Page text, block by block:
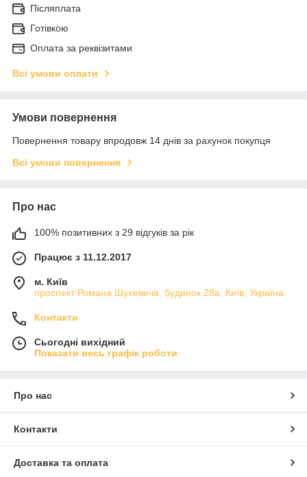
Післяплата
Готівкою
Оплата за реквізитами
Всі умови оплати
Умови повернення
Повернення товару впродовж 14 днів за рахунок покупця
Всі умови повернення
Про нас
100% позитивних з 29 відгуків за рік
Працює з 11.12.2017
м. Київ
проспект Романа Шухевича, будинок 28а, Київ, Україна
Контакти
Сьогодні вихідний
Показати весь графік роботи
Про нас
Контакти
Доставка та оплата